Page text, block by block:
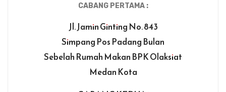
CABANG PERTAMA :
Jl. Jamin Ginting No. 843
Simpang Pos Padang Bulan
Sebelah Rumah Makan BPK Olaksiat
Medan Kota